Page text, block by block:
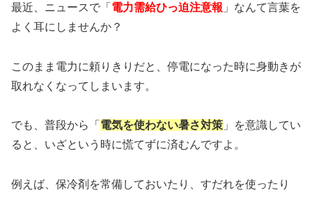
最近、ニュースで「 電力需給ひっ迫注意報 」なんて言葉を
よく耳にしませんか？
このまま電力に頼りきりだと、停電になった時に身動きが
取れなくなってしまいます。
でも、普段から「 電気を使わない暑さ対策 」を意識してい
ると、いざという時に慌てずに済むんですよ。
例えば、保冷剤を常備しておいたり、すだれを使ったり